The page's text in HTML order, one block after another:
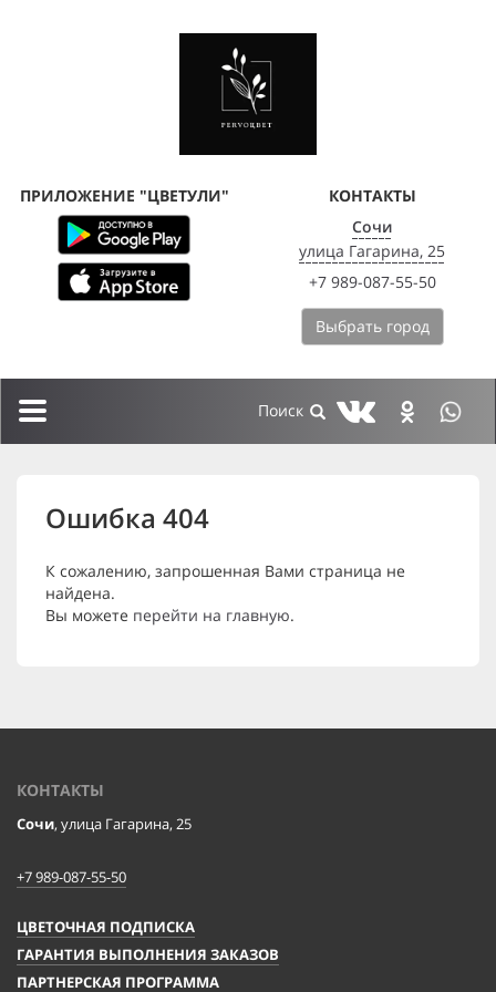
ПРИЛОЖЕНИЕ "ЦВЕТУЛИ"
КОНТАКТЫ
Сочи
улица Гагарина, 25
+7 989-087-55-50
Выбрать город
Toggle
Ошибка 404
К сожалению, запрошенная Вами страница не
найдена.
Вы можете перейти на главную.
КОНТАКТЫ
Сочи, улица Гагарина, 25
+7 989-087-55-50
ЦВЕТОЧНАЯ ПОДПИСКА
ГАРАНТИЯ ВЫПОЛНЕНИЯ ЗАКАЗОВ
ПАРТНЕРСКАЯ ПРОГРАММА